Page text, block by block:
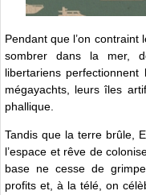
Pendant que l’on
sombrer dans la mer,
libertariens
mégayachts, leurs îles
phallique.
Tandis que la terre brûle,
l’espace et rêve de
base ne cesse de
profits et, à la télé, on